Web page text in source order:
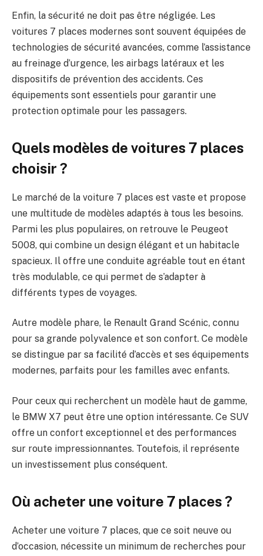
Enfin, la sécurité ne doit pas être négligée. Les
voitures 7 places modernes sont souvent équipées de
technologies de sécurité avancées, comme l’assistance
au freinage d’urgence, les airbags latéraux et les
dispositifs de prévention des accidents. Ces
équipements sont essentiels pour garantir une
protection optimale pour les passagers.
Quels modèles de voitures 7 places
choisir ?
Le marché de la voiture 7 places est vaste et propose
une multitude de modèles adaptés à tous les besoins.
Parmi les plus populaires, on retrouve le Peugeot
5008, qui combine un design élégant et un habitacle
spacieux. Il offre une conduite agréable tout en étant
très modulable, ce qui permet de s’adapter à
différents types de voyages.
Autre modèle phare, le Renault Grand Scénic, connu
pour sa grande polyvalence et son confort. Ce modèle
se distingue par sa facilité d’accès et ses équipements
modernes, parfaits pour les familles avec enfants.
Pour ceux qui recherchent un modèle haut de gamme,
le BMW X7 peut être une option intéressante. Ce SUV
offre un confort exceptionnel et des performances
sur route impressionnantes. Toutefois, il représente
un investissement plus conséquent.
Où acheter une voiture 7 places ?
Acheter une voiture 7 places, que ce soit neuve ou
d’occasion, nécessite un minimum de recherches pour